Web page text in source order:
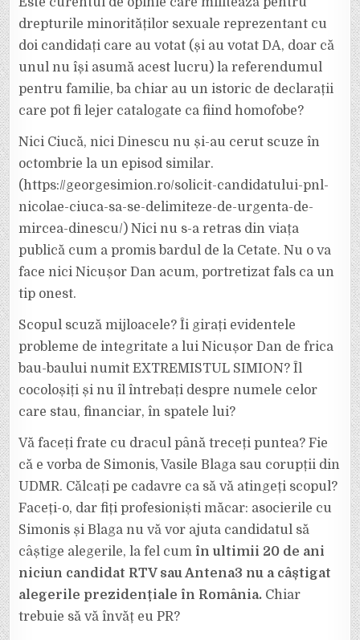
drepturile minorităților sexuale reprezentant cu
doi candidați care au votat (și au votat DA, doar că
unul nu își asumă acest lucru) la referendumul
pentru familie, ba chiar au un istoric de declarații
care pot fi lejer catalogate ca fiind homofobe?
Nici Ciucă, nici Dinescu nu și-au cerut scuze în
octombrie la un episod similar.
(https://georgesimion.ro/solicit-candidatului-pnl-
nicolae-ciuca-sa-se-delimiteze-de-urgenta-de-
mircea-dinescu/) Nici nu s-a retras din viața
publică cum a promis bardul de la Cetate. Nu o va
face nici Nicușor Dan acum, portretizat fals ca un
tip onest.
Scopul scuză mijloacele? Îi girați evidentele
probleme de integritate a lui Nicușor Dan de frica
bau-baului numit EXTREMISTUL SIMION? Îl
cocoloșiți și nu îl întrebați despre numele celor
care stau, financiar, în spatele lui?
Vă faceți frate cu dracul până treceți puntea? Fie
că e vorba de Simonis, Vasile Blaga sau corupții din
UDMR. Călcați pe cadavre ca să vă atingeți scopul?
Faceți-o, dar fiți profesioniști măcar: asocierile cu
Simonis și Blaga nu vă vor ajuta candidatul să
câștige alegerile, la fel cum în ultimii 20 de ani
niciun candidat RTV sau Antena3 nu a câștigat
alegerile prezidențiale în România. Chiar
trebuie să vă învăț eu PR?